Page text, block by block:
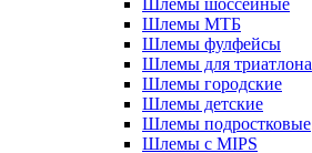
Шлемы шоссейные
Шлемы МТБ
Шлемы фулфейсы
Шлемы для триатлона
Шлемы городские
Шлемы детские
Шлемы подростковые
Шлемы с MIPS